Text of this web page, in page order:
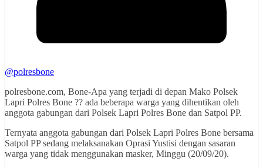
@polresbone
polresbone.com, Bone-Apa yang terjadi di depan Mako Polsek
Lapri Polres Bone ?? ada beberapa warga yang dihentikan oleh
anggota gabungan dari Polsek Lapri Polres Bone dan Satpol PP.
Ternyata anggota gabungan dari Polsek Lapri Polres Bone bersama
Satpol PP sedang melaksanakan Oprasi Yustisi dengan sasaran
warga yang tidak menggunakan masker, Minggu (20/09/20).